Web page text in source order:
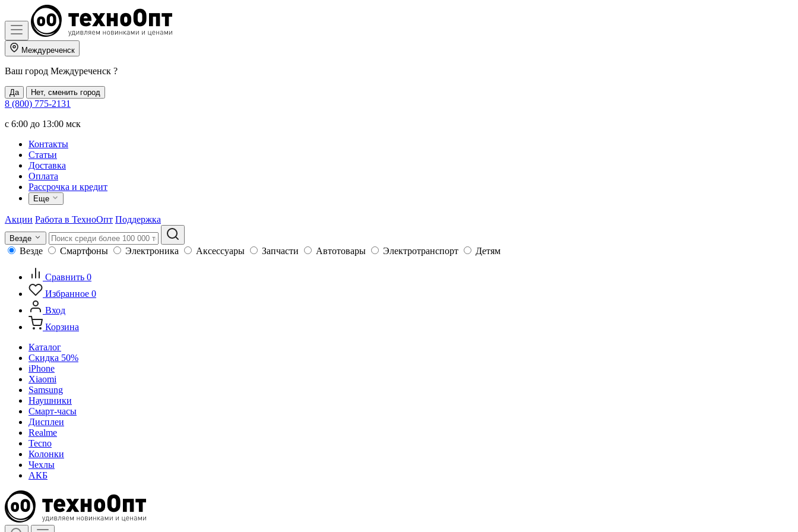
Междуреченск
Ваш город Междуреченск ?
Да Нет, сменить город
8 (800) 775-2131
c 6:00 до 13:00 мск
Контакты
Статьи
Доставка
Оплата
Рассрочка и кредит
Еще
Акции Работа в ТехноОпт Поддержка
Везде
Везде Смартфоны Электроника Аксессуары Запчасти Автотовары Электротранспорт Детям
Сравнить 0
Избранное 0
Вход
Корзина
Каталог
Скидка 50%
iPhone
Xiaomi
Samsung
Наушники
Смарт-часы
Дисплеи
Realme
Tecno
Колонки
Чехлы
АКБ